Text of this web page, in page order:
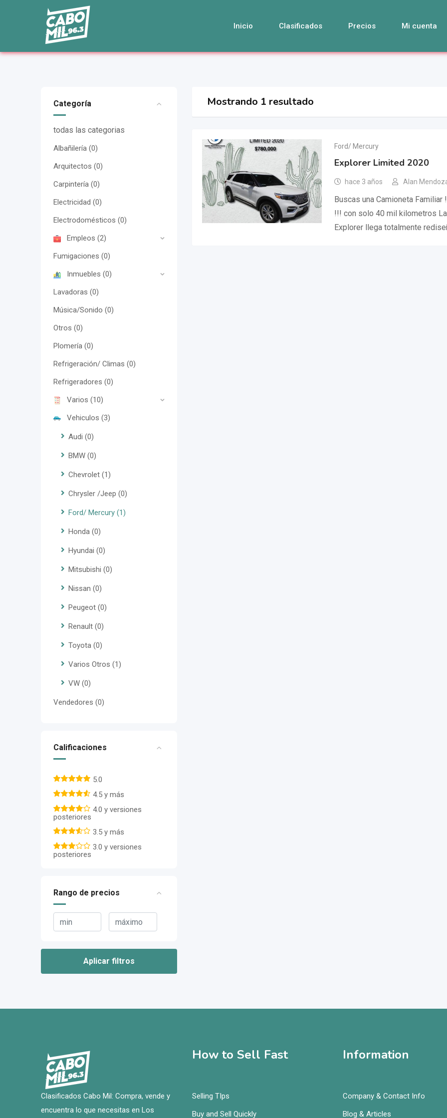
Inicio Clasificados Precios Mi cuenta
Categoría
todas las categorias
Albañilería (0)
Arquitectos (0)
Carpintería (0)
Electricidad (0)
Electrodomésticos (0)
Empleos (2)
Fumigaciones (0)
Inmuebles (0)
Lavadoras (0)
Música/Sonido (0)
Otros (0)
Plomería (0)
Refrigeración/ Climas (0)
Refrigeradores (0)
Varios (10)
Vehiculos (3)
Audi (0)
BMW (0)
Chevrolet (1)
Chrysler /Jeep (0)
Ford/ Mercury (1)
Honda (0)
Hyundai (0)
Mitsubishi (0)
Nissan (0)
Peugeot (0)
Renault (0)
Toyota (0)
Varios Otros (1)
VW (0)
Vendedores (0)
Calificaciones
5.0
4.5 y más
4.0 y versiones
posteriores
3.5 y más
3.0 y versiones
posteriores
Rango de precios
Aplicar filtros
Mostrando 1 resultado
Ford/ Mercury
Explorer Limited 2020
hace 3 años Alan
Buscas una Camioneta
!!! con solo 40 mil kilometros
Explorer llega totalmente
Clasificados Cabo Mil: Compra, vende y
encuentra lo que necesitas en Los
How to Sell Fast
Selling TIps
Buy and Sell Quickly
Information
Company & Contact Info
Blog & Articles